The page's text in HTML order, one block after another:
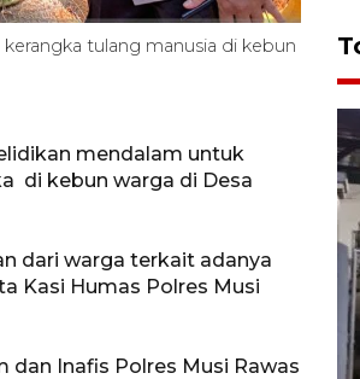
tulang manusia di kebun
mendalam untuk
di kebun warga di Desa
dari warga terkait adanya
Kasi Humas Polres Musi
Inafis Polres Musi Rawas